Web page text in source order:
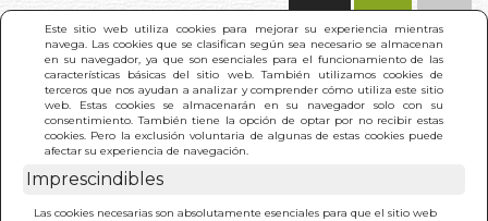
Este sitio web utiliza cookies para mejorar su experiencia mientras
navega. Las cookies que se clasifican según sea necesario se almacenan
en su navegador, ya que son esenciales para el funcionamiento de las
características básicas del sitio web. También utilizamos cookies de
terceros que nos ayudan a analizar y comprender cómo utiliza este sitio
web. Estas cookies se almacenarán en su navegador solo con su
consentimiento. También tiene la opción de optar por no recibir estas
cookies. Pero la exclusión voluntaria de algunas de estas cookies puede
afectar su experiencia de navegación.
Imprescindibles
Las cookies necesarias son absolutamente esenciales para que el sitio web
INICIO > CAMBIO REAL